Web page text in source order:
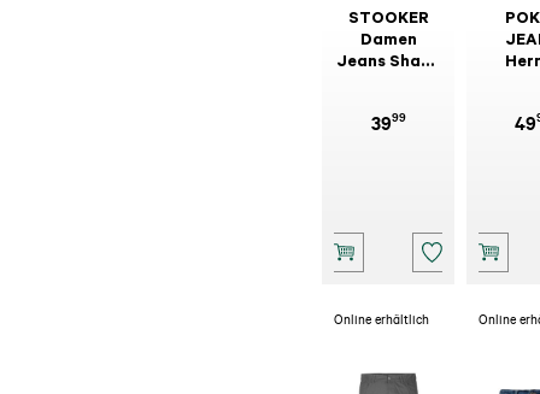
STOOKER
Damen
Jeans Shape
3999 49
Online erhältlich Online